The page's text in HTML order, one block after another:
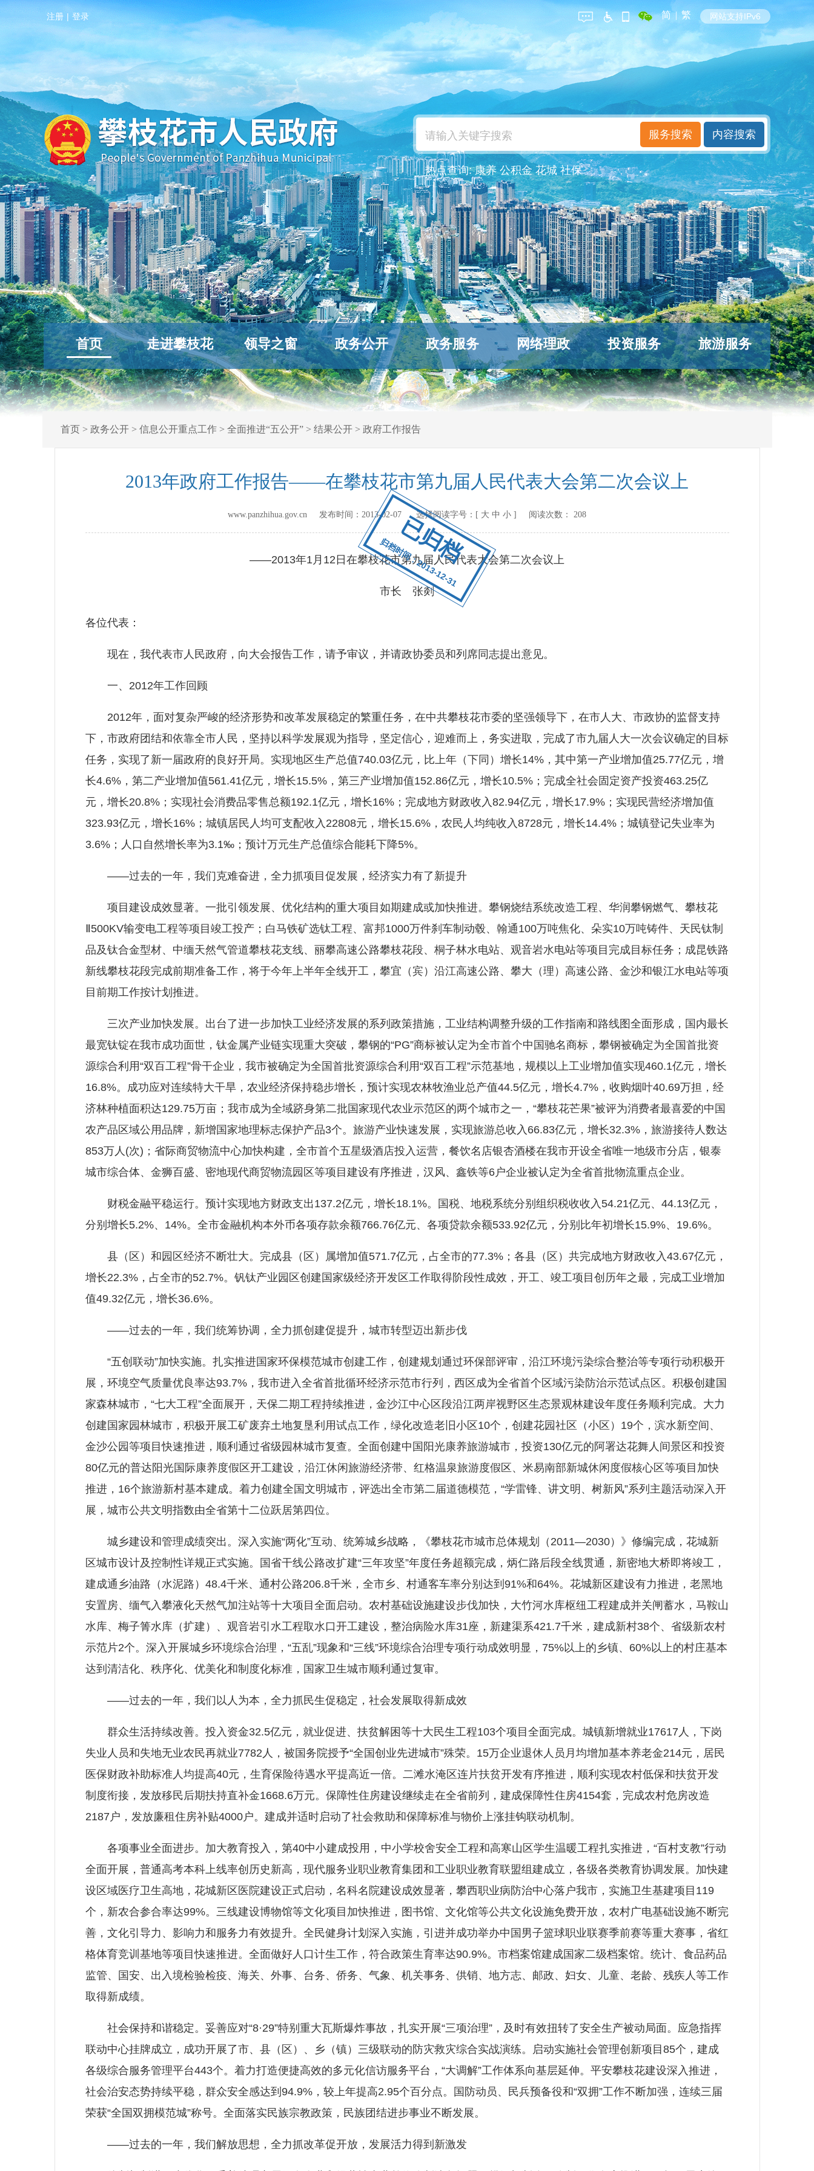
已归档
归档时间：2013-12-31
注册 | 登录 简 | 繁 网站支持IPv6
热点查询:康养 公积金 花城 社保
首页 走进攀枝花 领导之窗 政务公开 政务服务 网络理政 投资服务 旅游服务
首页> 政务公开> 信息公开重点工作> 全面推进“五公开”> 结果公开> 政府工作报告
2013年政府工作报告——在攀枝花市第九届人民代表大会第二次会议上
www.panzhihua.gov.cn 发布时间： 2013-02-07 选择阅读字号：[ 大 中 小 ] 阅读次数： 208
——2013年1月12日在攀枝花市第九届人民代表大会第二次会议上
市长 张剡
各位代表：
现在，我代表市人民政府，向大会报告工作，请予审议，并请政协委员和列席同志提出意见。
一、2012年工作回顾
2012年，面对复杂严峻的经济形势和改革发展稳定的繁重任务，在中共攀枝花市委的坚强领导下，在市人大、市政协的监督支持
下，市政府团结和依靠全市人民，坚持以科学发展观为指导，坚定信心，迎难而上，务实进取，完成了市九届人大一次会议确定的目标
任务，实现了新一届政府的良好开局。实现地区生产总值740.03亿元，比上年（下同）增长14%，其中第一产业增加值25.77亿元，增
长4.6%，第二产业增加值561.41亿元，增长15.5%，第三产业增加值152.86亿元，增长10.5%；完成全社会固定资产投资463.25亿
元，增长20.8%；实现社会消费品零售总额192.1亿元，增长16%；完成地方财政收入82.94亿元，增长17.9%；实现民营经济增加值
323.93亿元，增长16%；城镇居民人均可支配收入22808元，增长15.6%，农民人均纯收入8728元，增长14.4%；城镇登记失业率为
3.6%；人口自然增长率为3.1‰；预计万元生产总值综合能耗下降5%。
——过去的一年，我们克难奋进，全力抓项目促发展，经济实力有了新提升
项目建设成效显著。一批引领发展、优化结构的重大项目如期建成或加快推进。攀钢烧结系统改造工程、华润攀钢燃气、攀枝花
Ⅱ500KV输变电工程等项目竣工投产；白马铁矿选钛工程、富邦1000万件刹车制动毂、翰通100万吨焦化、朵实10万吨铸件、天民钛制
品及钛合金型材、中缅天然气管道攀枝花支线、丽攀高速公路攀枝花段、桐子林水电站、观音岩水电站等项目完成目标任务；成昆铁路
新线攀枝花段完成前期准备工作，将于今年上半年全线开工，攀宜（宾）沿江高速公路、攀大（理）高速公路、金沙和银江水电站等项
目前期工作按计划推进。
三次产业加快发展。出台了进一步加快工业经济发展的系列政策措施，工业结构调整升级的工作指南和路线图全面形成，国内最长
最宽钛锭在我市成功面世，钛金属产业链实现重大突破，攀钢的“PG”商标被认定为全市首个中国驰名商标，攀钢被确定为全国首批资
源综合利用“双百工程”骨干企业，我市被确定为全国首批资源综合利用“双百工程”示范基地，规模以上工业增加值实现460.1亿元，增长
16.8%。成功应对连续特大干旱，农业经济保持稳步增长，预计实现农林牧渔业总产值44.5亿元，增长4.7%，收购烟叶40.69万担，经
济林种植面积达129.75万亩；我市成为全域跻身第二批国家现代农业示范区的两个城市之一，“攀枝花芒果”被评为消费者最喜爱的中国
农产品区域公用品牌，新增国家地理标志保护产品3个。旅游产业快速发展，实现旅游总收入66.83亿元，增长32.3%，旅游接待人数达
853万人(次)；省际商贸物流中心加快构建，全市首个五星级酒店投入运营，餐饮名店银杏酒楼在我市开设全省唯一地级市分店，银泰
城市综合体、金狮百盛、密地现代商贸物流园区等项目建设有序推进，汉风、鑫铁等6户企业被认定为全省首批物流重点企业。
财税金融平稳运行。预计实现地方财政支出137.2亿元，增长18.1%。国税、地税系统分别组织税收收入54.21亿元、44.13亿元，
分别增长5.2%、14%。全市金融机构本外币各项存款余额766.76亿元、各项贷款余额533.92亿元，分别比年初增长15.9%、19.6%。
县（区）和园区经济不断壮大。完成县（区）属增加值571.7亿元，占全市的77.3%；各县（区）共完成地方财政收入43.67亿元，
增长22.3%，占全市的52.7%。钒钛产业园区创建国家级经济开发区工作取得阶段性成效，开工、竣工项目创历年之最，完成工业增加
值49.32亿元，增长36.6%。
——过去的一年，我们统筹协调，全力抓创建促提升，城市转型迈出新步伐
“五创联动”加快实施。扎实推进国家环保模范城市创建工作，创建规划通过环保部评审，沿江环境污染综合整治等专项行动积极开
展，环境空气质量优良率达93.7%，我市进入全省首批循环经济示范市行列，西区成为全省首个区域污染防治示范试点区。积极创建国
家森林城市，“七大工程”全面展开，天保二期工程持续推进，金沙江中心区段沿江两岸视野区生态景观林建设年度任务顺利完成。大力
创建国家园林城市，积极开展工矿废弃土地复垦利用试点工作，绿化改造老旧小区10个，创建花园社区（小区）19个，滨水新空间、
金沙公园等项目快速推进，顺利通过省级园林城市复查。全面创建中国阳光康养旅游城市，投资130亿元的阿署达花舞人间景区和投资
80亿元的普达阳光国际康养度假区开工建设，沿江休闲旅游经济带、红格温泉旅游度假区、米易南部新城休闲度假核心区等项目加快
推进，16个旅游新村基本建成。着力创建全国文明城市，评选出全市第二届道德模范，“学雷锋、讲文明、树新风”系列主题活动深入开
展，城市公共文明指数由全省第十二位跃居第四位。
城乡建设和管理成绩突出。深入实施“两化”互动、统筹城乡战略，《攀枝花市城市总体规划（2011—2030）》修编完成，花城新
区城市设计及控制性详规正式实施。国省干线公路改扩建“三年攻坚”年度任务超额完成，炳仁路后段全线贯通，新密地大桥即将竣工，
建成通乡油路（水泥路）48.4千米、通村公路206.8千米，全市乡、村通客车率分别达到91%和64%。花城新区建设有力推进，老黑地
安置房、缅气入攀液化天然气加注站等十大项目全面启动。农村基础设施建设步伐加快，大竹河水库枢纽工程建成并关闸蓄水，马鞍山
水库、梅子箐水库（扩建）、观音岩引水工程取水口开工建设，整治病险水库31座，新建渠系421.7千米，建成新村38个、省级新农村
示范片2个。深入开展城乡环境综合治理，“五乱”现象和“三线”环境综合治理专项行动成效明显，75%以上的乡镇、60%以上的村庄基本
达到清洁化、秩序化、优美化和制度化标准，国家卫生城市顺利通过复审。
——过去的一年，我们以人为本，全力抓民生促稳定，社会发展取得新成效
群众生活持续改善。投入资金32.5亿元，就业促进、扶贫解困等十大民生工程103个项目全面完成。城镇新增就业17617人，下岗
失业人员和失地无业农民再就业7782人，被国务院授予“全国创业先进城市”殊荣。15万企业退休人员月均增加基本养老金214元，居民
医保财政补助标准人均提高40元，生育保险待遇水平提高近一倍。二滩水淹区连片扶贫开发有序推进，顺利实现农村低保和扶贫开发
制度衔接，发放移民后期扶持直补金1668.6万元。保障性住房建设继续走在全省前列，建成保障性住房4154套，完成农村危房改造
2187户，发放廉租住房补贴4000户。建成并适时启动了社会救助和保障标准与物价上涨挂钩联动机制。
各项事业全面进步。加大教育投入，第40中小建成投用，中小学校舍安全工程和高寒山区学生温暖工程扎实推进，“百村支教”行动
全面开展，普通高考本科上线率创历史新高，现代服务业职业教育集团和工业职业教育联盟组建成立，各级各类教育协调发展。加快建
设区域医疗卫生高地，花城新区医院建设正式启动，名科名院建设成效显著，攀西职业病防治中心落户我市，实施卫生基建项目119
个，新农合参合率达99%。三线建设博物馆等文化项目加快推进，图书馆、文化馆等公共文化设施免费开放，农村广电基础设施不断完
善，文化引导力、影响力和服务力有效提升。全民健身计划深入实施，引进并成功举办中国男子篮球职业联赛季前赛等重大赛事，省红
格体育竞训基地等项目快速推进。全面做好人口计生工作，符合政策生育率达90.9%。市档案馆建成国家二级档案馆。统计、食品药品
监管、国安、出入境检验检疫、海关、外事、台务、侨务、气象、机关事务、供销、地方志、邮政、妇女、儿童、老龄、残疾人等工作
取得新成绩。
社会保持和谐稳定。妥善应对“8·29”特别重大瓦斯爆炸事故，扎实开展“三项治理”，及时有效扭转了安全生产被动局面。应急指挥
联动中心挂牌成立，成功开展了市、县（区）、乡（镇）三级联动的防灾救灾综合实战演练。启动实施社会管理创新项目85个，建成
各级综合服务管理平台443个。着力打造便捷高效的多元化信访服务平台，“大调解”工作体系向基层延伸。平安攀枝花建设深入推进，
社会治安态势持续平稳，群众安全感达到94.9%，较上年提高2.95个百分点。国防动员、民兵预备役和“双拥”工作不断加强，连续三届
荣获“全国双拥模范城”称号。全面落实民族宗教政策，民族团结进步事业不断发展。
——过去的一年，我们解放思想，全力抓改革促开放，发展活力得到新激发